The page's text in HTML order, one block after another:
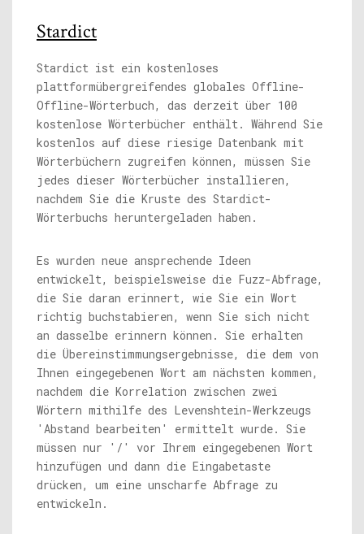
Stardict
Stardict ist ein kostenloses
plattformübergreifendes globales Offline-
Offline-Wörterbuch, das derzeit über 100
kostenlose Wörterbücher enthält. Während Sie
kostenlos auf diese riesige Datenbank mit
Wörterbüchern zugreifen können, müssen Sie
jedes dieser Wörterbücher installieren,
nachdem Sie die Kruste des Stardict-
Wörterbuchs heruntergeladen haben.
Es wurden neue ansprechende Ideen
entwickelt, beispielsweise die Fuzz-Abfrage,
die Sie daran erinnert, wie Sie ein Wort
richtig buchstabieren, wenn Sie sich nicht
an dasselbe erinnern können. Sie erhalten
die Übereinstimmungsergebnisse, die dem von
Ihnen eingegebenen Wort am nächsten kommen,
nachdem die Korrelation zwischen zwei
Wörtern mithilfe des Levenshtein-Werkzeugs
'Abstand bearbeiten' ermittelt wurde. Sie
müssen nur '/' vor Ihrem eingegebenen Wort
hinzufügen und dann die Eingabetaste
drücken, um eine unscharfe Abfrage zu
entwickeln.